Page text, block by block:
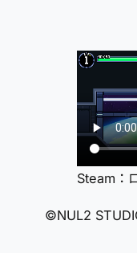
Steam：
©NUL2